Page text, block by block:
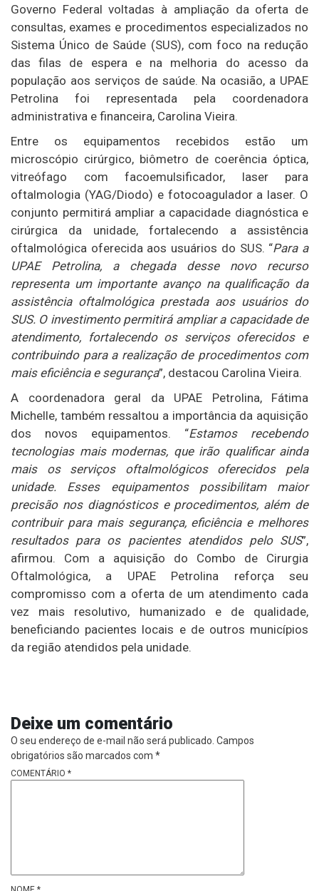
Governo Federal voltadas à ampliação da oferta de
consultas, exames e procedimentos especializados no
Sistema Único de Saúde (SUS), com foco na redução
das filas de espera e na melhoria do acesso da
população aos serviços de saúde. Na ocasião, a UPAE
Petrolina foi representada pela coordenadora
administrativa e financeira, Carolina Vieira.
Entre os equipamentos recebidos estão um
microscópio cirúrgico, biômetro de coerência óptica,
vitreófago com facoemulsificador, laser para
oftalmologia (YAG/Diodo) e fotocoagulador a laser. O
conjunto permitirá ampliar a capacidade diagnóstica e
cirúrgica da unidade, fortalecendo a assistência
oftalmológica oferecida aos usuários do SUS. “Para a
UPAE Petrolina, a chegada desse novo recurso
representa um importante avanço na qualificação da
assistência oftalmológica prestada aos usuários do
SUS. O investimento permitirá ampliar a capacidade de
atendimento, fortalecendo os serviços oferecidos e
contribuindo para a realização de procedimentos com
mais eficiência e segurança”, destacou Carolina Vieira.
A coordenadora geral da UPAE Petrolina, Fátima
Michelle, também ressaltou a importância da aquisição
dos novos equipamentos. “Estamos recebendo
tecnologias mais modernas, que irão qualificar ainda
mais os serviços oftalmológicos oferecidos pela
unidade. Esses equipamentos possibilitam maior
precisão nos diagnósticos e procedimentos, além de
contribuir para mais segurança, eficiência e melhores
resultados para os pacientes atendidos pelo SUS”,
afirmou. Com a aquisição do Combo de Cirurgia
Oftalmológica, a UPAE Petrolina reforça seu
compromisso com a oferta de um atendimento cada
vez mais resolutivo, humanizado e de qualidade,
beneficiando pacientes locais e de outros municípios
da região atendidos pela unidade.
Deixe um comentário
O seu endereço de e-mail não será publicado. Campos
obrigatórios são marcados com *
COMENTÁRIO *